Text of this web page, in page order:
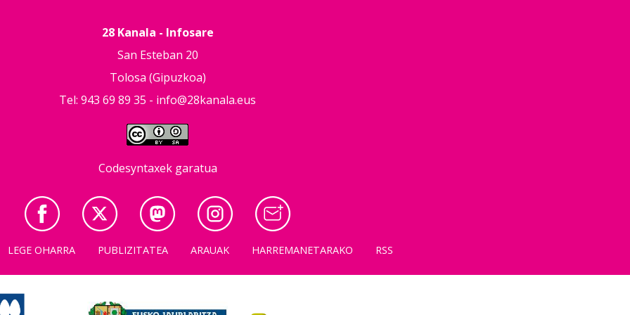
28 Kanala - Infosare
San Esteban 20
Tolosa (Gipuzkoa)
Tel: 943 69 89 35 - info@28kanala.eus
Codesyntaxek garatua
LEGE OHARRA PUBLIZITATEA ARAUAK HARREMANETARAKO RSS